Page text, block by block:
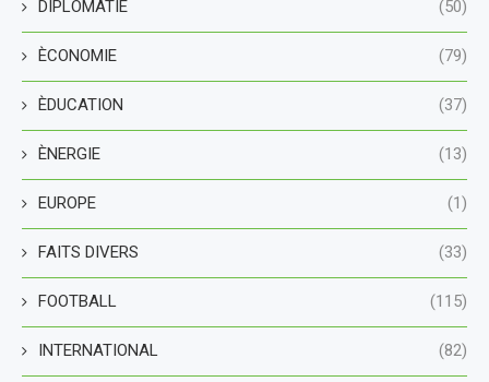
DIPLOMATIE (50)
ÈCONOMIE (79)
ÈDUCATION (37)
ÈNERGIE (13)
EUROPE (1)
FAITS DIVERS (33)
FOOTBALL (115)
INTERNATIONAL (82)